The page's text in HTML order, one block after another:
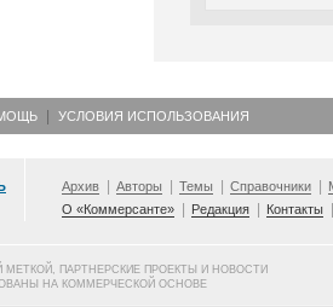
УСЛОВИЯ ИСПОЛЬЗОВАНИЯ
Архив Авторы Темы Справочники
О «Коммерсанте»
Редакция Контакты
МЕТКОЙ, ПАРТНЕРСКИЕ ПРОЕКТЫ И НОВОСТИ
НА КОММЕРЧЕСКОЙ ОСНОВЕ